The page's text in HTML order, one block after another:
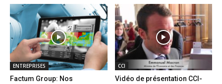
ENTREPRISES
Factum Group: Nos
CCI
Vidéo de présentation CCI-